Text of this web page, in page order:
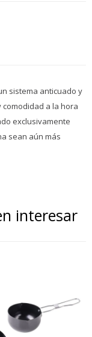
sistema anticuado y
comodidad a la hora
exclusivamente
sean aún más
interesar